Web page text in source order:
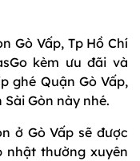
Gò Vấp, Tp Hồ Chí
kèm ưu đãi và
ghé Quận Gò Vấp,
Gòn này nhé.
ở Gò Vấp sẽ được
nhật thường xuyên